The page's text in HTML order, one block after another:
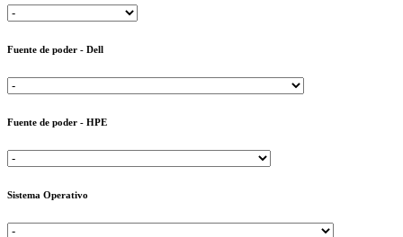
Fuente de poder - Dell
Fuente de poder - HPE
Sistema Operativo